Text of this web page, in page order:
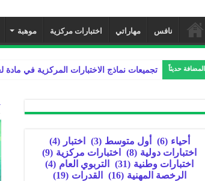
نافس مهاراتي اختبارات مركزية موهبة
المضافة حديثاً تجميعات نماذج الاختبارات المركزية في مادة
أحياء (6) أول متوسط (3) اختبار
(4)
اختبارات دولية (8) اختبارات مركزية (9)
اختبارات وطنية (31) التربوي العام (4)
الرخصة المهنية (16) القدرات (19)